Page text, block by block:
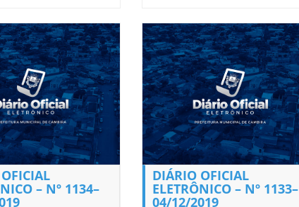
– Nº 1134–
DIÁRIO OFICIAL
ELETRÔNICO – Nº 1133–
04/12/2019